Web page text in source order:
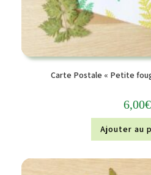
Carte Postale « Petite
6,00€
Ajouter au